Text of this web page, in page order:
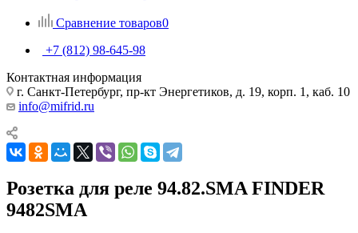
Сравнение товаров0
+7 (812) 98-645-98
Контактная информация
г. Санкт-Петербург, пр-кт Энергетиков, д. 19, корп. 1, каб. 10
info@mifrid.ru
Розетка для реле 94.82.SMA FINDER
9482SMA